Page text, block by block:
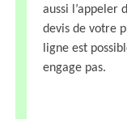
aussi l’appeler
devis de votre
ligne est
engage pas.